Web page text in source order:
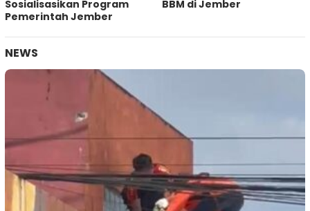
Sosialisasikan Program
Pemerintah Jember
BBM di Jember
NEWS